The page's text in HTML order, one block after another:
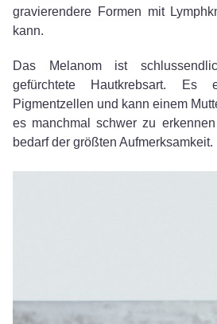
gravierendere Formen mit
kann.
Das Melanom ist
gefürchtete Hautkrebsart. Es
Pigmentzellen und kann einem
es manchmal schwer zu
bedarf der größten Aufmerksamkeit.